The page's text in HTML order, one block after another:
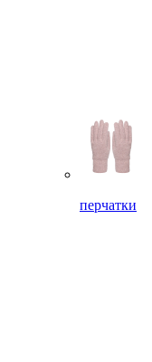
перчатки